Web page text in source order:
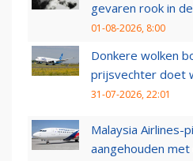
gevaren rook in
01-08-2026, 8:00
Donkere wolken
prijsvechter doet
31-07-2026, 22:01
Malaysia Airlines-
aangehouden